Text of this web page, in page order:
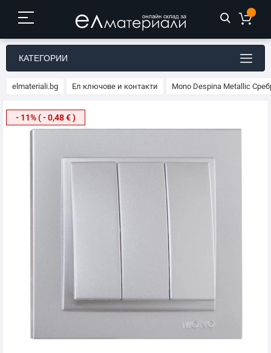
КАТЕГОРИИ
elmateriali.bg Ел ключове и контакти Mono Despina Metallic
Преминете
към
- 11% ( - 0,48 € )